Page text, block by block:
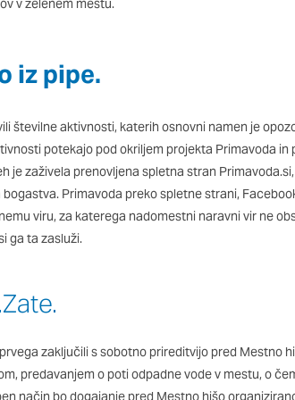
v zelenem mestu.
iz pipe.
številne aktivnosti, katerih osnovni namen je
potekajo pod okriljem projekta Primavoda in
je zaživela prenovljena spletna stran
Primavoda preko spletne strani,
viru, za katerega nadomestni naravni vir ne
ga ta zasluži.
zaključili s sobotno prireditvijo pred Mestno
predavanjem o poti odpadne vode v mestu, o
način bo dogajanje pred Mestno hišo
da lahko merimo in izboljšamo
katera mesta so najbolj in najmanj
po spletnem mestu. Podatki, ki jih
ne bomo vedeli, kdaj ste obiskali
uporabijo za prikazovanje ustreznih
spletnega oglaševanja.